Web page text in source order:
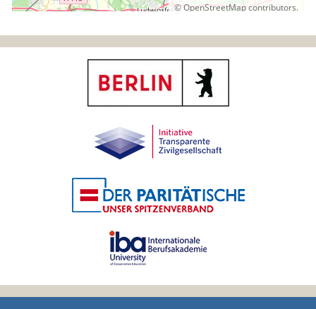
©OpenStreetMapcontributors.